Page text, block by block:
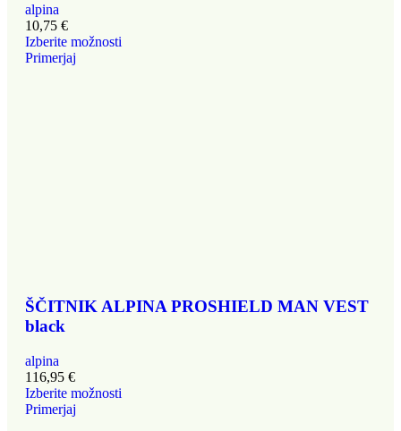
alpina
10,75 €
Izberite možnosti
Primerjaj
ŠČITNIK ALPINA PROSHIELD MAN VEST
black
alpina
116,95 €
Izberite možnosti
Primerjaj